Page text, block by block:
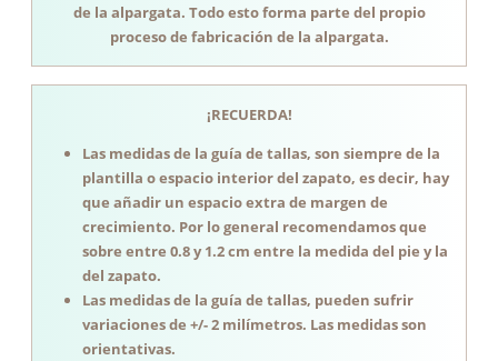
de la alpargata. Todo esto forma parte del propio
proceso de fabricación de la alpargata.
¡RECUERDA!
Las medidas de la guía de tallas, son siempre de la
plantilla o espacio interior del zapato, es decir, hay
que añadir un espacio extra de margen de
crecimiento. Por lo general recomendamos que
sobre entre 0.8 y 1.2 cm entre la medida del pie y la
del zapato.
Las medidas de la guía de tallas, pueden sufrir
variaciones de +/- 2 milímetros. Las medidas son
orientativas.